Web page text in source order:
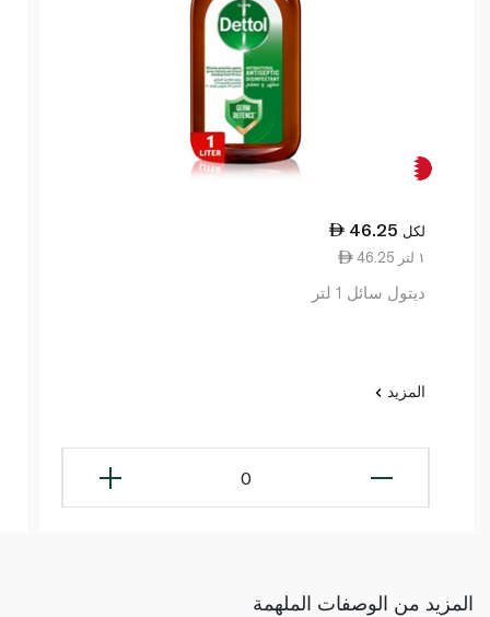
46.25 لكل
46.25 ١ لتر
ديتول سائل 1 لتر
المزيد
0
المزيد من الوصفات الملهمة